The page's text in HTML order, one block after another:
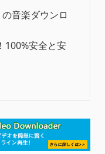
音楽ダウンロ
100%安全と安